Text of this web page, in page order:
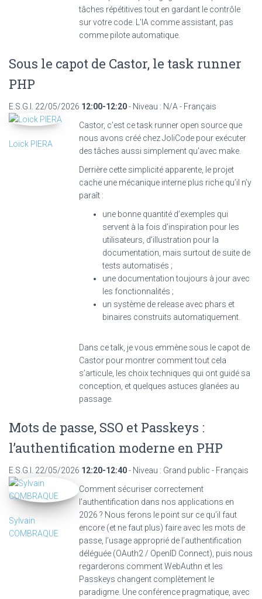
tâches répétitives tout en gardant le contrôle
sur votre code. L'IA comme assistant, pas
comme pilote automatique.
Sous le capot de Castor, le task runner
PHP
E.S.G.I. 22/05/2026 12:00-12:20- Niveau : N/A - Français
Castor, c’est ce task runner open source que
nous avons créé chez JoliCode pour exécuter
des tâches aussi simplement qu'avec make.
Derrière cette simplicité apparente, le projet
cache une mécanique interne plus riche qu’il n’y
paraît :
une bonne quantité d’exemples qui
servent à la fois d’inspiration pour les
utilisateurs, d’illustration pour la
documentation, mais surtout de suite de
tests automatisés ;
une documentation toujours à jour avec
les fonctionnalités ;
un système de release avec phars et
binaires construits automatiquement.
Dans ce talk, je vous emmène sous le capot de
Castor pour montrer comment tout cela
s’articule, les choix techniques qui ont guidé sa
conception, et quelques astuces glanées au
passage.
Loïck PIERA
Mots de passe, SSO et Passkeys :
l’authentification moderne en PHP
E.S.G.I. 22/05/2026 12:20-12:40- Niveau : Grand public - Français
Comment sécuriser correctement
l’authentification dans nos applications en
2026 ? Nous ferons le point sur ce qu’il faut
encore (et ne faut plus) faire avec les mots de
passe, l’usage approprié de l’authentification
déléguée (OAuth2 / OpenID Connect), puis nous
regarderons comment WebAuthn et les
Passkeys changent complètement le
paradigme. Une conférence pragmatique, avec
Sylvain
COMBRAQUE